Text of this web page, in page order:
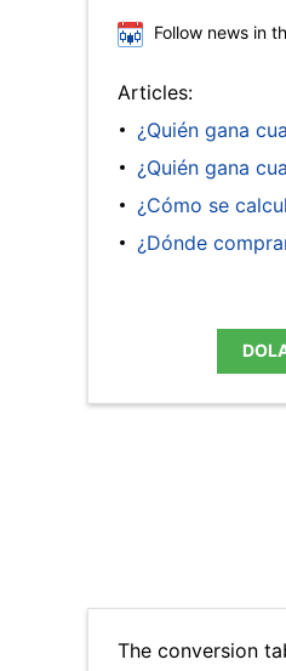
Follow news in
Articles:
¿Quién gana
¿Quién gana
¿Cómo se
¿Dónde
The conversion